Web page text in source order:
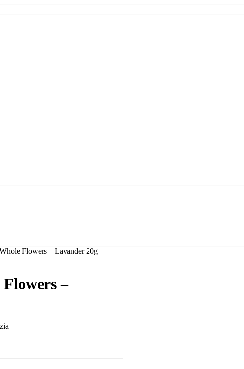
Flowers – Lavander 20g
–